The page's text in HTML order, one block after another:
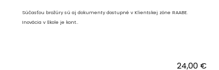
Súčasťou brožúry sú aj dokumenty dostupné v Klientskej zóne RAABE.
Inovácia v škole je kont..
24,00 €